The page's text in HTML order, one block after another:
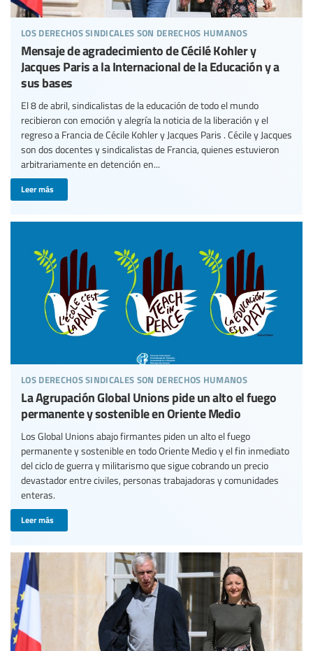
los derechos sindicales son derechos humanos
Mensaje de agradecimiento de Cécilé Kohler y
Jacques Paris a la Internacional de la Educación y a
sus bases
El 8 de abril, sindicalistas de la educación de todo el mundo
recibieron con emoción y alegría la noticia de la liberación y el
regreso a Francia de Cécile Kohler y Jacques Paris . Cécile y Jacques
son dos docentes y sindicalistas de Francia, quienes estuvieron
arbitrariamente en detención en...
Leer más
los derechos sindicales son derechos humanos
La Agrupación Global Unions pide un alto el fuego
permanente y sostenible en Oriente Medio
Los Global Unions abajo firmantes piden un alto el fuego
permanente y sostenible en todo Oriente Medio y el fin inmediato
del ciclo de guerra y militarismo que sigue cobrando un precio
devastador entre civiles, personas trabajadoras y comunidades
enteras.
Leer más